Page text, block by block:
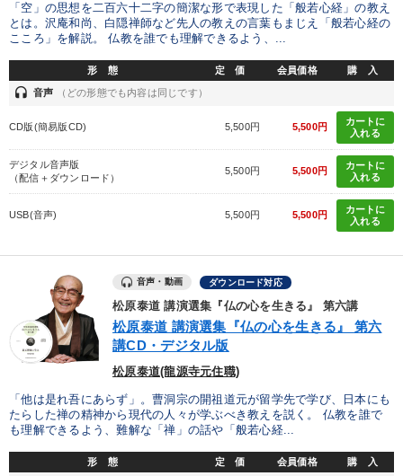
会社数字を学ぶ 話し方 SDGs 資産運用
デジタルマーケティング 入門篇 繁盛
中小企業 企業再建 お金の授業
マネジメント
※「更新」を押すと「タグ・キーワード」を更新いただけます。
「空」の思想を二百六十二字の簡潔な形で表現した「般若心経」の教え
とは。沢庵和尚、白隠禅師など先人の教えの言葉もまじえ「般若心経の
こころ」を解説。 仏教を誰でも理解できるよう、...
形 態 定 価 会員価格 購 入
headset 音声 （どの形態でも内容は同じです）
CD版(簡易版CD) 5,500円 5,500円
カートに
入れる
デジタル音声版
（配信＋ダウンロード）
5,500円 5,500円
カートに
入れる
USB(音声) 5,500円 5,500円
カートに
入れる
音声・動画 ダウンロード対応
松原泰道 講演選集『仏の心を生きる』 第六講
松原泰道 講演選集『仏の心を生きる』 第六
講CD・デジタル版
松原泰道(龍源寺元住職)
「他は是れ吾にあらず」。曹洞宗の開祖道元が留学先で学び、日本にも
たらした禅の精神から現代の人々が学ぶべき教えを説く。 仏教を誰で
も理解できるよう、難解な「禅」の話や「般若心経...
形 態 定 価 会員価格 購 入